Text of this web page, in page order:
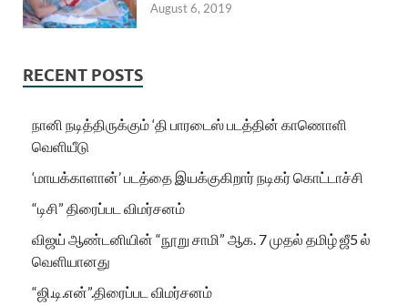
August 6, 2019
RECENT POSTS
நானி நடித்திருக்கும் ‘தி பாரடைஸ் படத்தின் காணொளி
வெளியீடு
‘மாயக்காளான்’ படத்தை இயக்குகிறார் நடிகர் கொட்டாச்சி
“டிசி” திரைப்பட விமர்சனம்
விஜய் ஆண்டனியின் “நூறு சாமி” ஆக. 7 முதல் தமிழ் ஜீ5 ல்
வெளியானது
“ஜி.டி.என்”.திரைப்பட விமர்சனம்